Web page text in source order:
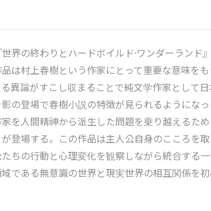
界の終わりとハードボイルド·ワンダーラン
は村上春樹という作家にとって重要な意味を
異論がすこし収まることで純文学作家として
の登場で春樹小説の特徵が見られるようにな
を人間精神から派生した問題を乗り越えるた
登場する。この作品は主人公自身のこころを
ちの行動と心理変化を観察しながら統合する
である無意識の世界と現実世界の相互関係を